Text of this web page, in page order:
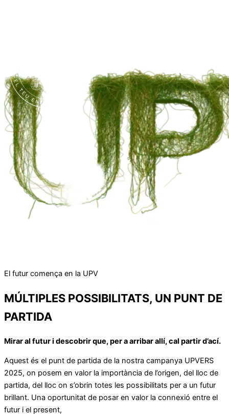
El futur comença en la UPV
MÚLTIPLES POSSIBILITATS, UN PUNT DE
PARTIDA
Mirar al futur i descobrir que, per a arribar allí, cal partir d’ací.
Aquest és el punt de partida de la nostra campanya UPVERS
2025, on posem en valor la importància de l’origen, del lloc de
partida, del lloc on s’obrin totes les possibilitats per a un futur
brillant. Una oportunitat de posar en valor la connexió entre el
futur i el present,